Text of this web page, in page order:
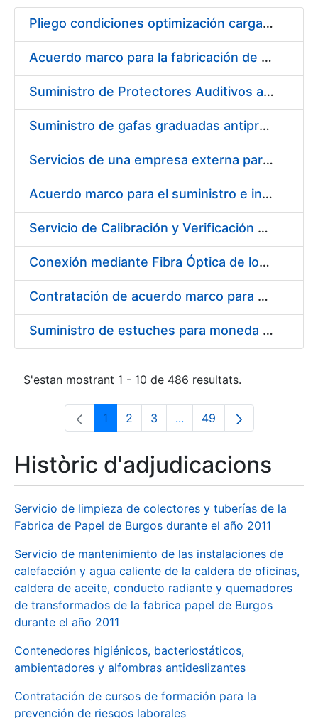
Mostra/Amaga Pliego condiciones optimización cargas compras firmado
Acuerdo marco para la fabricación de piezas
Suministro de Protectores Auditivos a medida para las personas trabajadoras de los Centros de Trabajo de Madrid y Burgos
Suministro de gafas graduadas antiproyecciones para los trabajadores de la FNMT-RCM en los centros de trabajo de Madrid y Burgos
Servicios de una empresa externa para el asesoramiento y resolución de los recursos de alzada que se presentan relacionados con procesos de selección para la FNMT-RCM
Acuerdo marco para el suministro e instalación de persianas, estores y otros complementos
Servicio de Calibración y Verificación Externa de los Equipos de Medición del Servicio de Prevención de la FNMT-RCM
Conexión mediante Fibra Óptica de los Centros de Proceso de Datos (CPDs) de las sedes de la FNMT-RCM de Burgos y Madrid
Contratación de acuerdo marco para el Suministro de Material de Electricidad para la Fábrica Nacional de Moneda y Timbre-Real Casa de la Moneda en su centro de trabajo de Burgos
Suministro de estuches para moneda de 30 €
S'estan mostrant 1 - 10 de 486 resultats.
Pàgina
1 Pàgina
2 Pàgina
3 ...Pàgines intermèdies
Pàgina
49
Històric d'adjudicacions
Servicio de limpieza de colectores y tuberías de la
Fabrica de Papel de Burgos durante el año 2011
Servicio de mantenimiento de las instalaciones de
calefacción y agua caliente de la caldera de oficinas,
caldera de aceite, conducto radiante y quemadores
de transformados de la fabrica papel de Burgos
durante el año 2011
Contenedores higiénicos, bacteriostáticos,
ambientadores y alfombras antideslizantes
Contratación de cursos de formación para la
prevención de riesgos laborales